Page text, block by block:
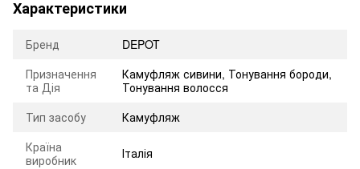
Характеристики
Бренд
DEPOT
Призначення
та Дія
Камуфляж сивини, Тонування бороди,
Тонування волосся
Тип засобу
Камуфляж
Країна
виробник
Італія